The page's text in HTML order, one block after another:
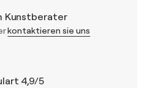
Kunstberater
kontaktieren sie uns
4,9/5